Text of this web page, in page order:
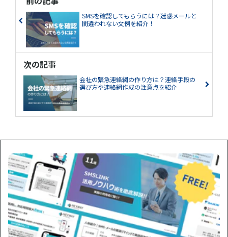
SMSを確認してもらうには？迷惑メールと
間違われない文例を紹介！
次の記事
会社の緊急連絡網の作り方は？連絡手段の
選び方や連絡網作成の注意点を紹介